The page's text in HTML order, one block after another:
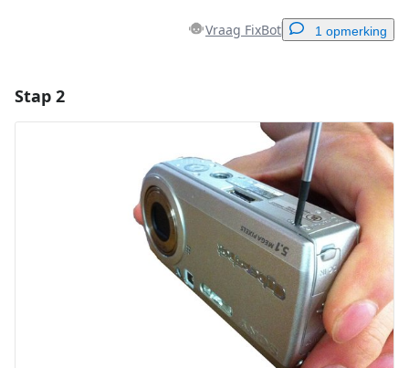
Vraag FixBot 1 opmerking
Annuleren Plaats opmerking
Stap 2